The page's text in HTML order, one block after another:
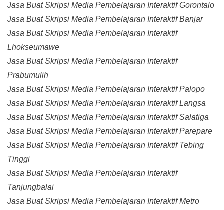
Jasa Buat Skripsi Media Pembelajaran Interaktif Gorontalo
Jasa Buat Skripsi Media Pembelajaran Interaktif Banjar
Jasa Buat Skripsi Media Pembelajaran Interaktif
Lhokseumawe
Jasa Buat Skripsi Media Pembelajaran Interaktif
Prabumulih
Jasa Buat Skripsi Media Pembelajaran Interaktif Palopo
Jasa Buat Skripsi Media Pembelajaran Interaktif Langsa
Jasa Buat Skripsi Media Pembelajaran Interaktif Salatiga
Jasa Buat Skripsi Media Pembelajaran Interaktif Parepare
Jasa Buat Skripsi Media Pembelajaran Interaktif Tebing
Tinggi
Jasa Buat Skripsi Media Pembelajaran Interaktif
Tanjungbalai
Jasa Buat Skripsi Media Pembelajaran Interaktif Metro